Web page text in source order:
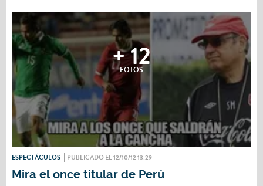
+ 12
FOTOS
ESPECTÁCULOS PUBLICADO EL 12/10/12 13:29
Mira el once titular de Perú